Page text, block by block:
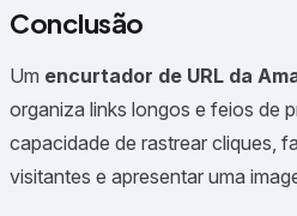
Conclusão
Um encurtador de URL da
organiza links longos e feios de
capacidade de rastrear cliques,
visitantes e apresentar uma